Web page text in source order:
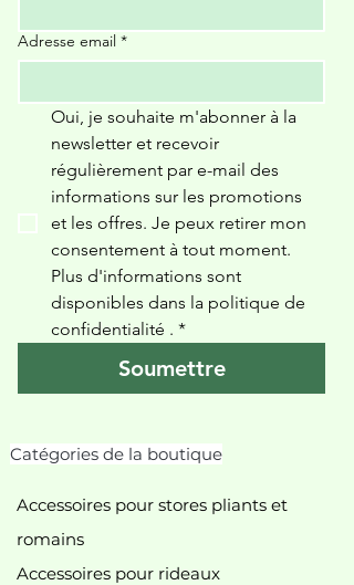
Adresse email *
Oui, je souhaite m'abonner à la
newsletter et recevoir
régulièrement par e-mail des
informations sur les promotions
et les offres. Je peux retirer mon
consentement à tout moment.
Plus d'informations sont
disponibles dans la politique de
confidentialité . *
Soumettre
Catégories de la boutique
Accessoires pour stores pliants et
romains
Accessoires pour rideaux